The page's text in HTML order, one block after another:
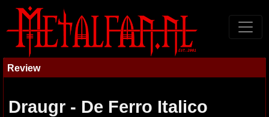
Review
Draugr - De Ferro Italico